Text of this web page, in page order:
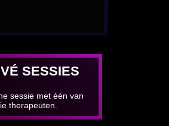
SESSIES
sessie met één van
therapeuten.